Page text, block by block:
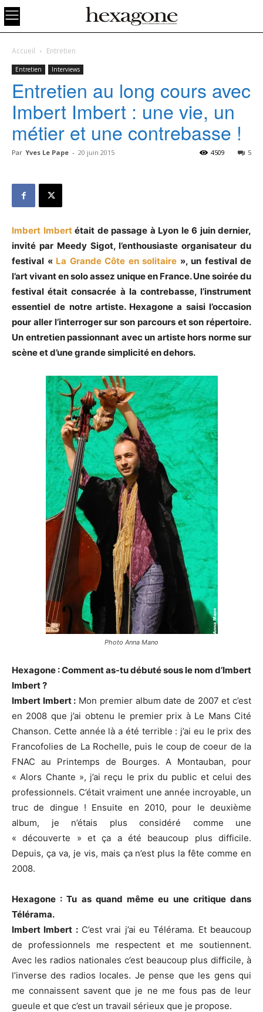
Accueil Entretien
Entretien Interviews
Entretien au long cours avec
Imbert Imbert : une vie, un
métier et une contrebasse !
Par Yves Le Pape - 20 juin 2015 5
4509
Imbert Imbert était de passage à Lyon le 6 juin dernier,
invité par Meedy Sigot, l’enthousiaste organisateur du
festival «La Grande Côte en solitaire », un festival de
l’art vivant en solo assez unique en France. Une soirée du
festival était consacrée à la contrebasse, l’instrument
essentiel de notre artiste. Hexagone a saisi l’occasion
pour aller l’interroger sur son parcours et son répertoire.
Un entretien passionnant avec un artiste hors norme sur
scène et d’une grande simplicité en dehors.
Photo Anna Mano
Hexagone : Comment as-tu débuté sous le nom d’Imbert
Imbert ?
Imbert Imbert : Mon premier album date de 2007 et c’est
en 2008 que j’ai obtenu le premier prix à Le Mans Cité
Chanson. Cette année là a été terrible : j’ai eu le prix des
Francofolies de La Rochelle, puis le coup de coeur de la
FNAC au Printemps de Bourges. A Montauban, pour
« Alors Chante », j’ai reçu le prix du public et celui des
professionnels. C’était vraiment une année incroyable, un
truc de dingue ! Ensuite en 2010, pour le deuxième
album, je n’étais plus considéré comme une
« découverte » et ça a été beaucoup plus difficile.
Depuis, ça va, je vis, mais ça n’est plus la fête comme en
2008.
Hexagone : Tu as quand même eu une critique dans
Télérama.
Imbert Imbert :C’est vrai j’ai eu Télérama. Et beaucoup
de professionnels me respectent et me soutiennent.
Avec les radios nationales c’est beaucoup plus difficile, à
l’inverse des radios locales. Je pense que les gens qui
me connaissent savent que je ne me fous pas de leur
gueule et que c’est un travail sérieux que je propose.